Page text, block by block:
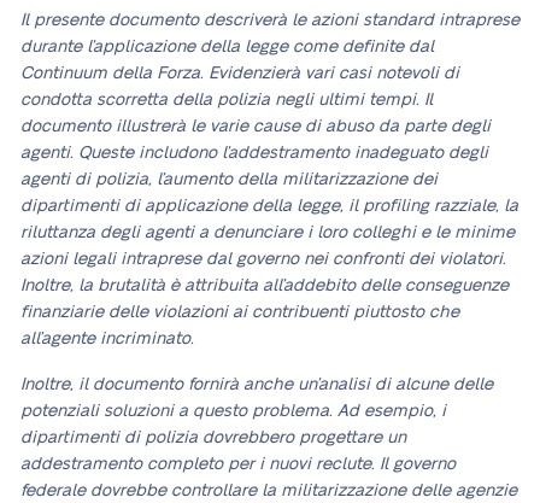
Il presente documento descriverà le azioni standard intraprese
durante l’applicazione della legge come definite dal
Continuum della Forza. Evidenzierà vari casi notevoli di
condotta scorretta della polizia negli ultimi tempi. Il
documento illustrerà le varie cause di abuso da parte degli
agenti. Queste includono l’addestramento inadeguato degli
agenti di polizia, l’aumento della militarizzazione dei
dipartimenti di applicazione della legge, il profiling razziale, la
riluttanza degli agenti a denunciare i loro colleghi e le minime
azioni legali intraprese dal governo nei confronti dei violatori.
Inoltre, la brutalità è attribuita all’addebito delle conseguenze
finanziarie delle violazioni ai contribuenti piuttosto che
all’agente incriminato.
Inoltre, il documento fornirà anche un’analisi di alcune delle
potenziali soluzioni a questo problema. Ad esempio, i
dipartimenti di polizia dovrebbero progettare un
addestramento completo per i nuovi reclute. Il governo
federale dovrebbe controllare la militarizzazione delle agenzie